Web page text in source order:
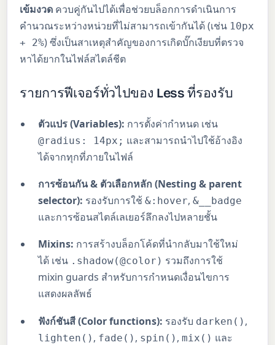
เข้มงวด ควบคู่กันไปได้เพื่อช่วยบล็อกการดำเนินการ
คำนวณระหว่างหน่วยที่ไม่สามารถเข้ากันได้ (เช่น 10px
+ 2%) ซึ่งเป็นสาเหตุสำคัญของการเกิดบั๊กเงียบที่ตรวจ
หาได้ยากในไฟล์สไตล์ชีต
รายการฟีเจอร์ทั่วไปของ Less ที่รองรับ
ตัวแปร (Variables): การตั้งค่ากำหนด เช่น
@radius: 14px; และสามารถนำไปใช้อ้างอิง
ได้จากทุกที่ภายในไฟล์
การซ้อนกัน & ตัวเลือกหลัก (Nesting & parent
selector): รองรับการใช้&:hover,&__badge
และการซ้อนสไตล์เลเยอร์ลึกลงไปหลายชั้น
Mixins: การสร้างบล็อกโค้ดที่นำกลับมาใช้ใหม่
ได้ เช่น .shadow(@color) รวมถึงการใช้
mixin guards สำหรับการกำหนดเงื่อนไขการ
แสดงผลลัพธ์
ฟังก์ชันสี (Color functions): รองรับ darken() ,
lighten() , fade() , spin() ,mix() และ